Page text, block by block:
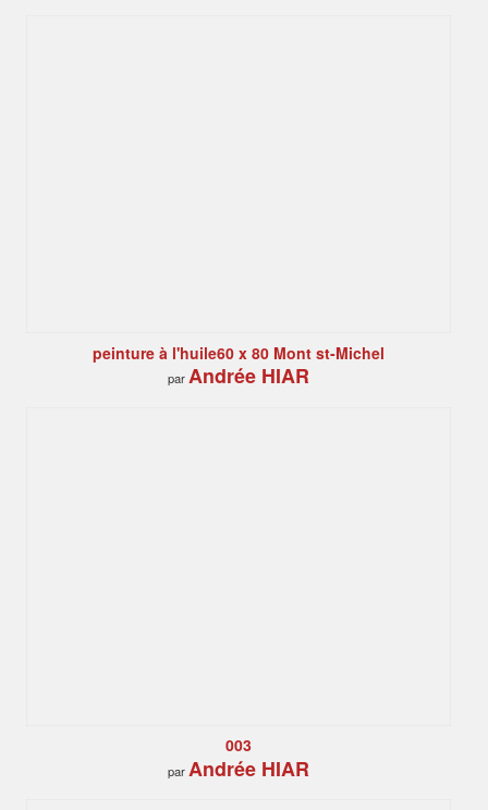
peinture à l'huile60 x 80 Mont st-Michel
parAndrée HIAR
003
parAndrée HIAR